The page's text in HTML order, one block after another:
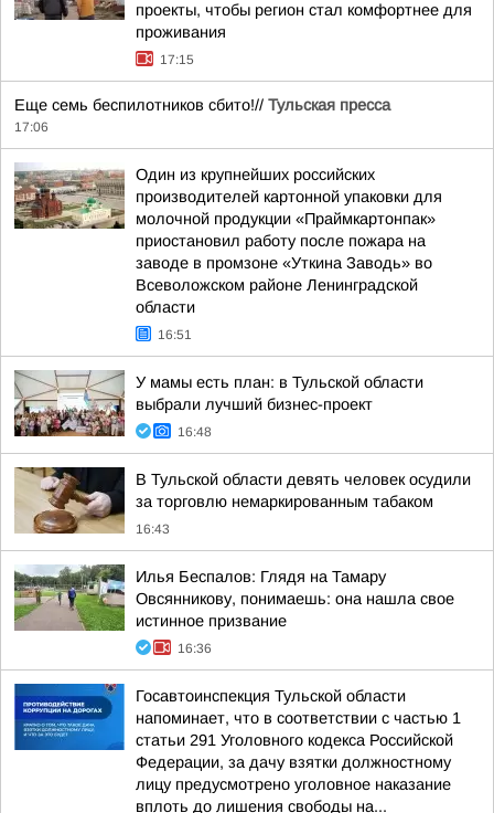
проекты, чтобы регион стал комфортнее для
проживания
17:15
Еще семь беспилотников сбито!// Тульская пресса
17:06
Один из крупнейших российских
производителей картонной упаковки для
молочной продукции «Праймкартонпак»
приостановил работу после пожара на
заводе в промзоне «Уткина Заводь» во
Всеволожском районе Ленинградской
области
16:51
У мамы есть план: в Тульской области
выбрали лучший бизнес-проект
16:48
В Тульской области девять человек осудили
за торговлю немаркированным табаком
16:43
Илья Беспалов: Глядя на Тамару
Овсянникову, понимаешь: она нашла свое
истинное призвание
16:36
Госавтоинспекция Тульской области
напоминает, что в соответствии с частью 1
статьи 291 Уголовного кодекса Российской
Федерации, за дачу взятки должностному
лицу предусмотрено уголовное наказание
вплоть до лишения свободы на...